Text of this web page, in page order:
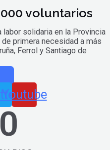
voluntarios
labor solidaria en la Provincia
primera necesidad a más
Ferrol y Santiago de
Youtube
0